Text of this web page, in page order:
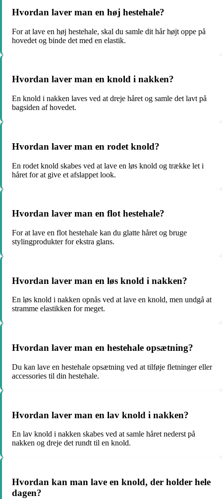
Hvordan laver man en høj hestehale?
For at lave en høj hestehale, skal du samle dit hår højt oppe på
hovedet og binde det med en elastik.
Hvordan laver man en knold i nakken?
En knold i nakken laves ved at dreje håret og samle det lavt på
bagsiden af hovedet.
Hvordan laver man en rodet knold?
En rodet knold skabes ved at lave en løs knold og trække let i
håret for at give et afslappet look.
Hvordan laver man en flot hestehale?
For at lave en flot hestehale kan du glatte håret og bruge
stylingprodukter for ekstra glans.
Hvordan laver man en løs knold i nakken?
En løs knold i nakken opnås ved at lave en knold, men undgå at
stramme elastikken for meget.
Hvordan laver man en hestehale opsætning?
Du kan lave en hestehale opsætning ved at tilføje fletninger eller
accessories til din hestehale.
Hvordan laver man en lav knold i nakken?
En lav knold i nakken skabes ved at samle håret nederst på
nakken og dreje det rundt til en knold.
Hvordan kan man lave en knold, der holder hele
dagen?